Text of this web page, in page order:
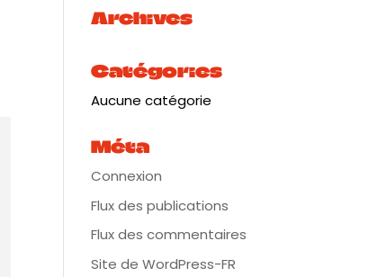
Archives
Catégories
Aucune catégorie
Méta
Connexion
Flux des publications
Flux des commentaires
Site de WordPress-FR